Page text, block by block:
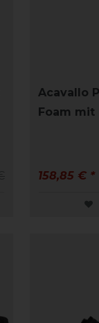
Acavallo
Foam mit
158,85 € *